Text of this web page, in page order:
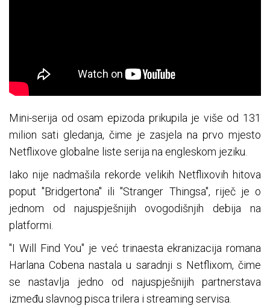
Mini-serija od osam epizoda prikupila je više od 131
milion sati gledanja, čime je zasjela na prvo mjesto
Netflixove globalne liste serija na engleskom jeziku.
Iako nije nadmašila rekorde velikih Netflixovih hitova
poput "Bridgertona" ili "Stranger Thingsa", riječ je o
jednom od najuspješnijih ovogodišnjih debija na
platformi.
"I Will Find You" je već trinaesta ekranizacija romana
Harlana Cobena nastala u saradnji s Netflixom, čime
se nastavlja jedno od najuspješnijih partnerstava
između slavnog pisca trilera i streaming servisa.